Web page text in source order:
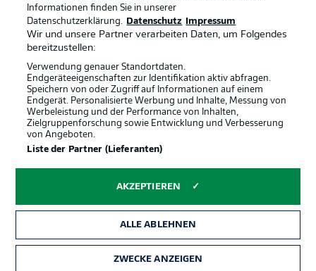
Login
Offizielle Partner
Informationen finden Sie in unserer
Datenschutzerklärung.
Datenschutz Impressum
Wir und unsere Partner verarbeiten Daten, um Folgendes
bereitzustellen:
Verwendung genauer Standortdaten.
Endgeräteeigenschaften zur Identifikation aktiv abfragen.
Speichern von oder Zugriff auf Informationen auf einem
Endgerät. Personalisierte Werbung und Inhalte, Messung von
Werbeleistung und der Performance von Inhalten,
Zielgruppenforschung sowie Entwicklung und Verbesserung
von Angeboten.
Liste der Partner (Lieferanten)
AKZEPTIEREN
ALLE ABLEHNEN
ZWECKE ANZEIGEN